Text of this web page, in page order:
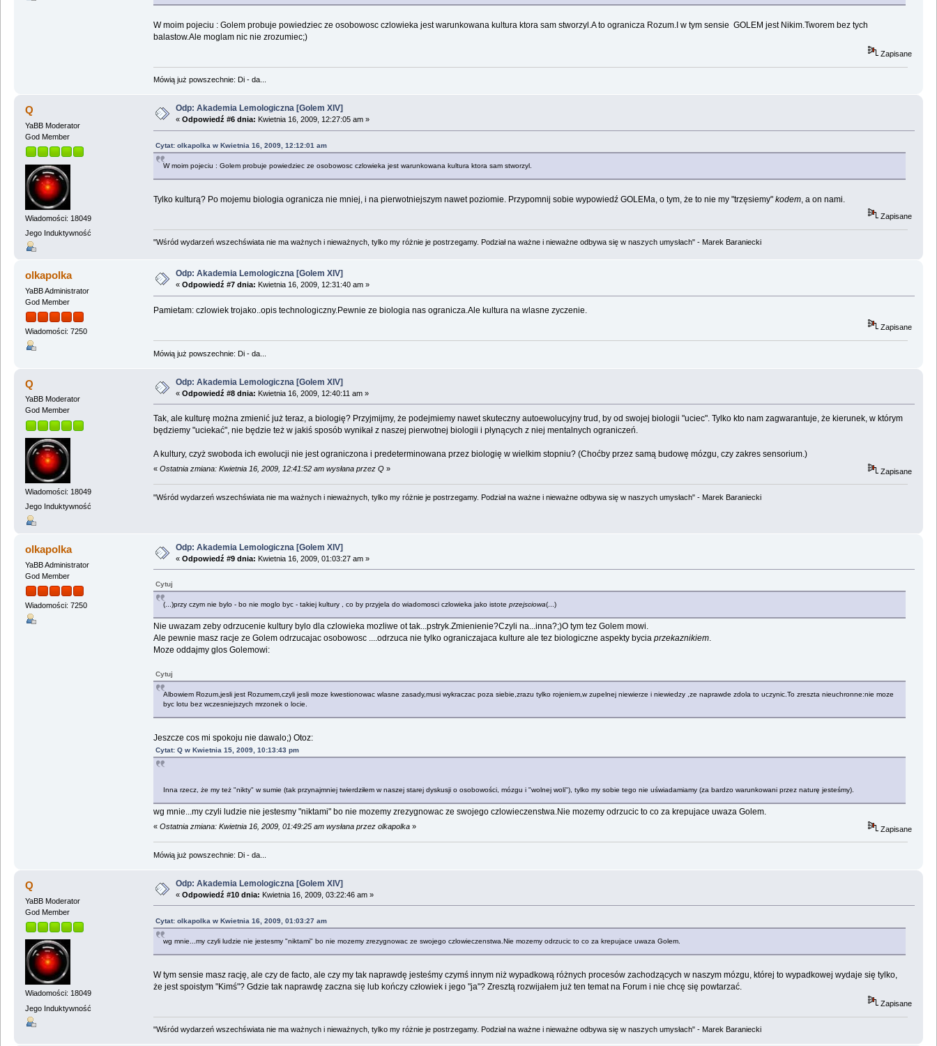
W moim pojeciu : Golem probuje powiedziec ze osobowosc czlowieka jest warunkowana kultura ktora sam stworzyl.A to ogranicza Rozum.I w tym sensie GOLEM jest Nikim.Tworem bez tych
balastow.Ale moglam nic nie zrozumiec;)
Zapisane
Mówią już powszechnie: Di - da...
Q
YaBB Moderator
God Member
Wiadomości: 18049
Jego Induktywność
Odp: Akademia Lemologiczna [Golem XIV]
« Odpowiedź #6 dnia: Kwietnia 16, 2009, 12:27:05 am »
Cytat: olkapolka w Kwietnia 16, 2009, 12:12:01 am
W moim pojeciu : Golem probuje powiedziec ze osobowosc czlowieka jest warunkowana kultura ktora sam stworzyl.
Tylko kulturą? Po mojemu biologia ogranicza nie mniej, i na pierwotniejszym nawet poziomie. Przypomnij sobie wypowiedź GOLEMa, o tym, że to nie my "trzęsiemy" kodem, a on nami.
Zapisane
"Wśród wydarzeń wszechświata nie ma ważnych i nieważnych, tylko my różnie je postrzegamy. Podział na ważne i nieważne odbywa się w naszych umysłach" - Marek Baraniecki
olkapolka
YaBB Administrator
God Member
Wiadomości: 7250
Odp: Akademia Lemologiczna [Golem XIV]
« Odpowiedź #7 dnia: Kwietnia 16, 2009, 12:31:40 am »
Pamietam: czlowiek trojako..opis technologiczny.Pewnie ze biologia nas ogranicza.Ale kultura na wlasne zyczenie.
Zapisane
Mówią już powszechnie: Di - da...
Q
YaBB Moderator
God Member
Wiadomości: 18049
Jego Induktywność
Odp: Akademia Lemologiczna [Golem XIV]
« Odpowiedź #8 dnia: Kwietnia 16, 2009, 12:40:11 am »
Tak, ale kulturę można zmienić już teraz, a biologię? Przyjmijmy, że podejmiemy nawet skuteczny autoewolucyjny trud, by od swojej biologii "uciec". Tylko kto nam zagwarantuje, że kierunek, w którym
będziemy "uciekać", nie będzie też w jakiś sposób wynikał z naszej pierwotnej biologii i płynących z niej mentalnych ograniczeń.
A kultury, czyż swoboda ich ewolucji nie jest ograniczona i predeterminowana przez biologię w wielkim stopniu? (Choćby przez samą budowę mózgu, czy zakres sensorium.)
« Ostatnia zmiana: Kwietnia 16, 2009, 12:41:52 am wysłana przez Q» Zapisane
"Wśród wydarzeń wszechświata nie ma ważnych i nieważnych, tylko my różnie je postrzegamy. Podział na ważne i nieważne odbywa się w naszych umysłach" - Marek Baraniecki
olkapolka
YaBB Administrator
God Member
Wiadomości: 7250
Odp: Akademia Lemologiczna [Golem XIV]
« Odpowiedź #9 dnia: Kwietnia 16, 2009, 01:03:27 am »
Cytuj
(...)przy czym nie bylo - bo nie moglo byc - takiej kultury , co by przyjela do wiadomosci czlowieka jako istote przejsciowa(...)
Nie uwazam zeby odrzucenie kultury bylo dla czlowieka mozliwe ot tak...pstryk.Zmienienie?Czyli na...inna?;)O tym tez Golem mowi.
Ale pewnie masz racje ze Golem odrzucajac osobowosc ....odrzuca nie tylko ograniczajaca kulture ale tez biologiczne aspekty bycia przekaznikiem.
Moze oddajmy glos Golemowi:
Cytuj
Albowiem Rozum,jesli jest Rozumem,czyli jesli moze kwestionowac wlasne zasady,musi wykraczac poza siebie,zrazu tylko rojeniem,w zupelnej niewierze i niewiedzy ,ze naprawde zdola to uczynic.To zreszta nieuchronne:nie moze
byc lotu bez wczesniejszych mrzonek o locie.
Jeszcze cos mi spokoju nie dawalo;) Otoz:
Cytat: Q w Kwietnia 15, 2009, 10:13:43 pm
Inna rzecz, że my też "nikty" w sumie (tak przynajmniej twierdziłem w naszej starej dyskusji o osobowości, mózgu i "wolnej woli"), tylko my sobie tego nie uświadamiamy (za bardzo warunkowani przez naturę jesteśmy).
wg mnie...my czyli ludzie nie jestesmy "niktami" bo nie mozemy zrezygnowac ze swojego czlowieczenstwa.Nie mozemy odrzucic to co za krepujace uwaza Golem.
« Ostatnia zmiana: Kwietnia 16, 2009, 01:49:25 am wysłana przez olkapolka» Zapisane
Mówią już powszechnie: Di - da...
Q
YaBB Moderator
God Member
Wiadomości: 18049
Jego Induktywność
Odp: Akademia Lemologiczna [Golem XIV]
« Odpowiedź #10 dnia: Kwietnia 16, 2009, 03:22:46 am »
Cytat: olkapolka w Kwietnia 16, 2009, 01:03:27 am
wg mnie...my czyli ludzie nie jestesmy "niktami" bo nie mozemy zrezygnowac ze swojego czlowieczenstwa.Nie mozemy odrzucic to co za krepujace uwaza Golem.
W tym sensie masz rację, ale czy de facto, ale czy my tak naprawdę jesteśmy czymś innym niż wypadkową różnych procesów zachodzących w naszym mózgu, której to wypadkowej wydaje się tylko,
że jest spoistym "Kimś"? Gdzie tak naprawdę zaczna się lub kończy człowiek i jego "ja"? Zresztą rozwijałem już ten temat na Forum i nie chcę się powtarzać.
Zapisane
"Wśród wydarzeń wszechświata nie ma ważnych i nieważnych, tylko my różnie je postrzegamy. Podział na ważne i nieważne odbywa się w naszych umysłach" - Marek Baraniecki